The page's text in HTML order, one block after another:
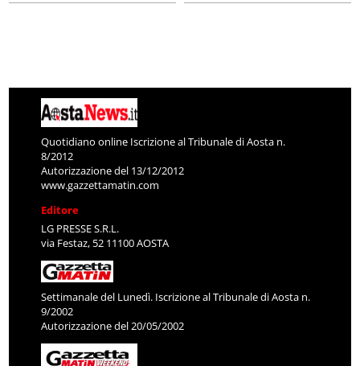
Quotidiano online Iscrizione al Tribunale di Aosta n.
8/2012
Autorizzazione del 13/12/2012
www.gazzettamatin.com
Editore
LG PRESSE S.R.L.
via Festaz, 52 11100 AOSTA
Settimanale del Lunedì. Iscrizione al Tribunale di Aosta n.
9/2002
Autorizzazione del 20/05/2002